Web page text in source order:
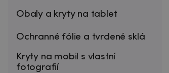
Obaly a kryty na tablet
Ochranné fólie a tvrdené sklá
Kryty na mobil s vlastní
fotografií